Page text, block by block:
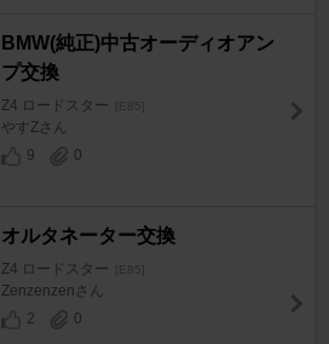
BMW(純正)中古オーディオアン
プ交換
Z4 ロードスター [E85]
やすZさん
9
0
オルタネーター交換
Z4 ロードスター [E85]
Zenzenzenさん
2
0